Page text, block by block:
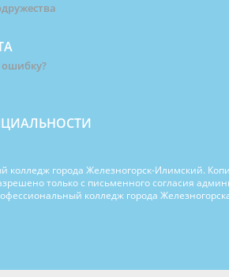
колледж города Железногорск-Илимский.
только с письменного согласия
колледж города